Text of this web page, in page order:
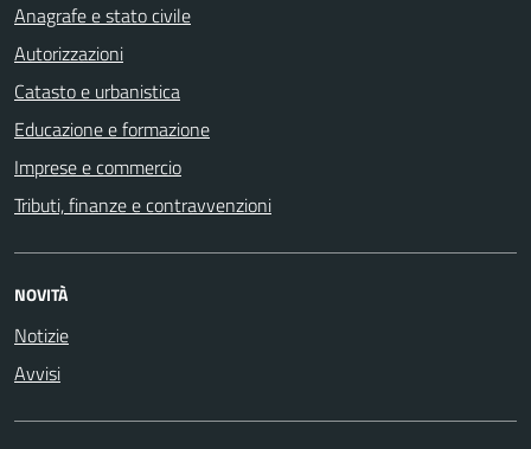
Anagrafe e stato civile
Autorizzazioni
Catasto e urbanistica
Educazione e formazione
Imprese e commercio
Tributi, finanze e contravvenzioni
NOVITÀ
Notizie
Avvisi